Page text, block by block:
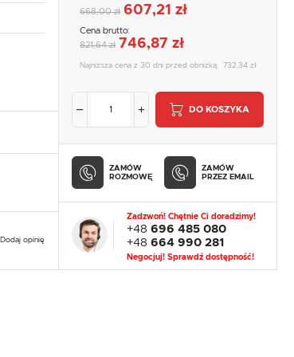
Dodaj opinię
668,00 zł 607,21 zł
Cena brutto:
821,64 zł 746,87 zł
Najniższa cena z 30 dni przed obniżką:732,34 zł
DO KOSZYKA
ZAMÓW
ROZMOWĘ
ZAMÓW
PRZEZ EMAIL
Zadzwoń! Chętnie Ci doradzimy!
+48 696 485 080
+48 664 990 281
Negocjuj! Sprawdź dostępność!